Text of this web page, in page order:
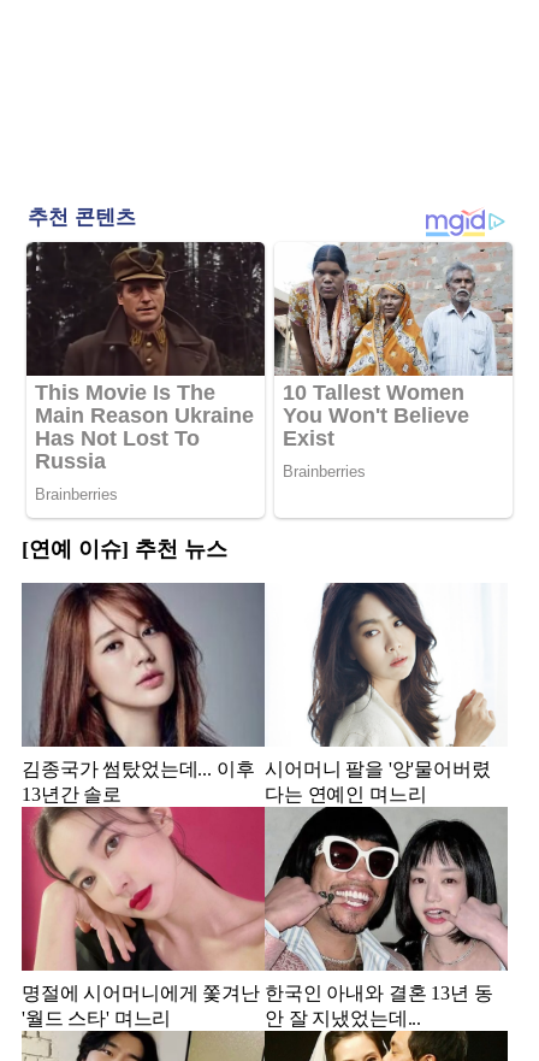
[연예 이슈] 추천 뉴스
김종국가 썸탔었는데... 이후
13년간 솔로
시어머니 팔을 '앙'물어버렸
다는 연예인 며느리
명절에 시어머니에게 쫓겨난
'월드 스타' 며느리
한국인 아내와 결혼 13년 동
안 잘 지냈었는데...